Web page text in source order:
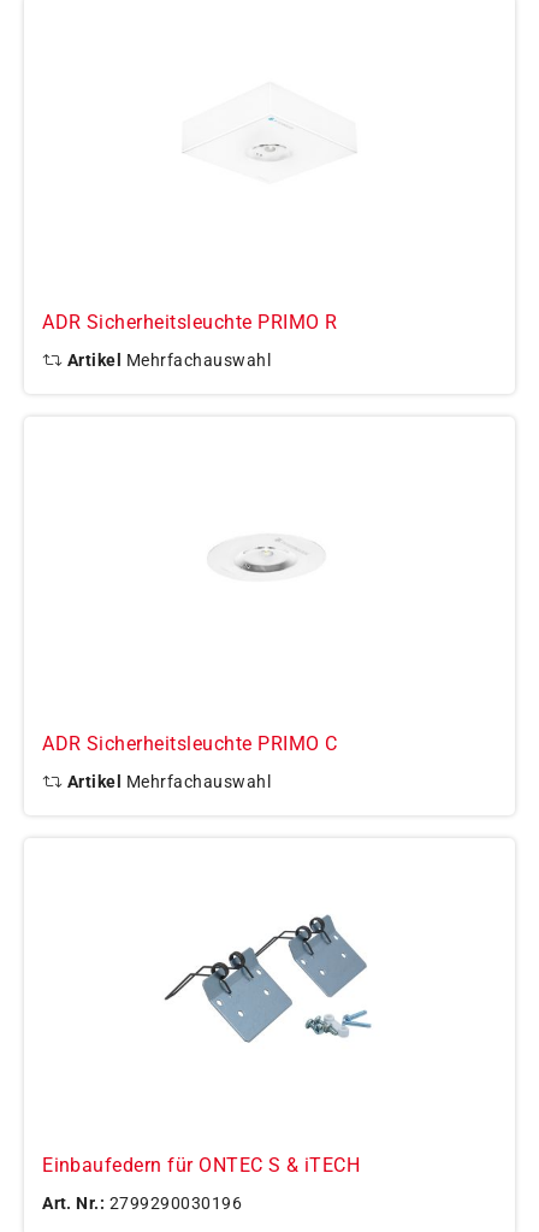
ADR Sicherheitsleuchte PRIMO R
Artikel Mehrfachauswahl
ADR Sicherheitsleuchte PRIMO C
Artikel Mehrfachauswahl
Einbaufedern für ONTEC S & iTECH
Art. Nr.: 2799290030196